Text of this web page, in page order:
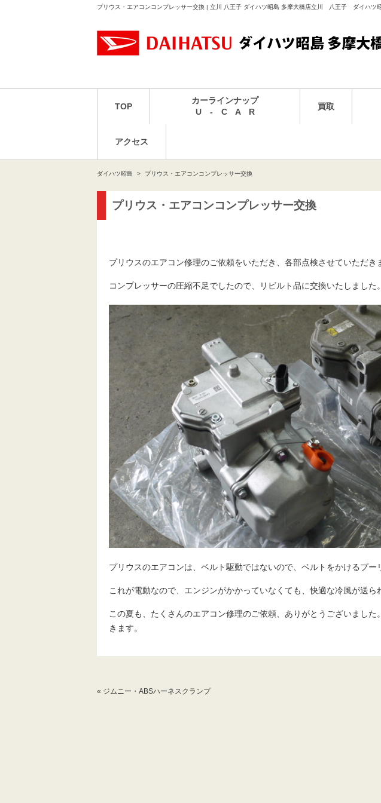
プリウス・エアコンコンプレッサー交換 | 立川 八王子 ダイハツ昭島 多摩大橋店立川 八王子 ダイハツ
TOP
カーラインナップ
U - C A R
買取
アクセス
ダイハツ昭島 プリウス・エアコンコンプレッサー交換
プリウス・エアコンコンプレッサー交換
プリウスのエアコン修理のご依頼をいただき、各部点検させていただき
コンプレッサーの圧縮不足でしたので、リビルト品に交換いたしました。
プリウスのエアコンは、ベルト駆動ではないので、ベルトをかけるプー
これが電動なので、エンジンがかかっていなくても、快適な冷風が送ら
この夏も、たくさんのエアコン修理のご依頼、ありがとうございまし
きます。
« ジムニー・ABSハーネスクランプ